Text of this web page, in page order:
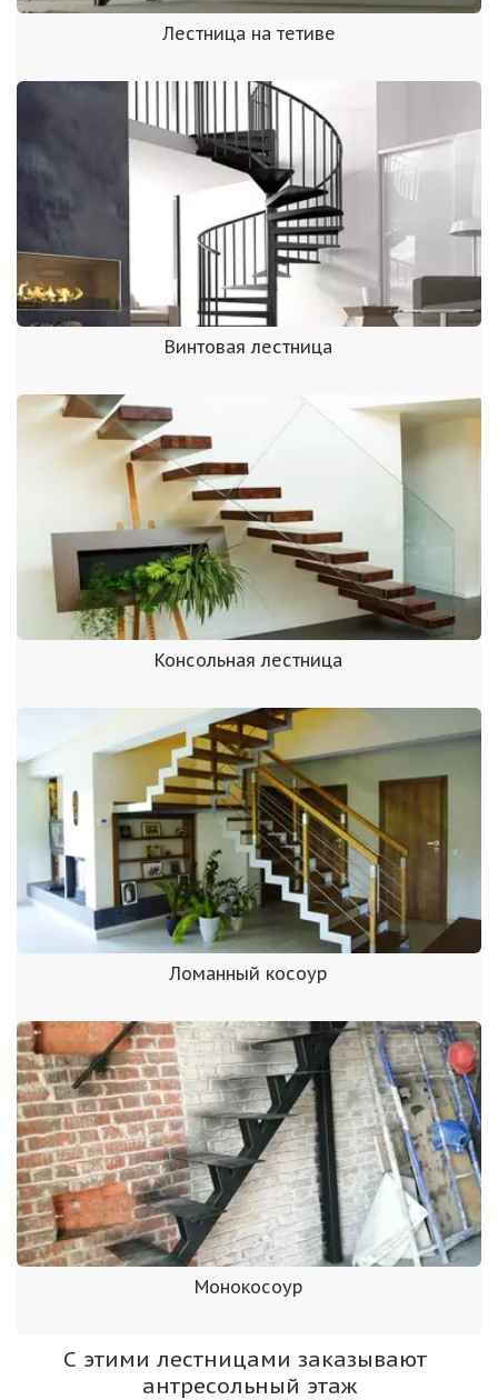
Лестница на тетиве
Винтовая лестница
Консольная лестница
Ломанный косоур
Монокосоур
С этими лестницами заказывают
антресольный этаж